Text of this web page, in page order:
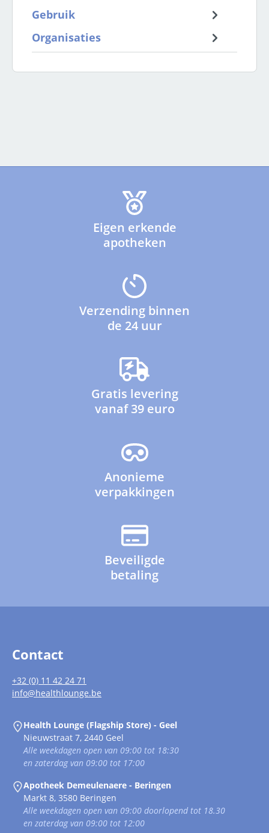
Gebruik
Organisaties
Eigen erkende
apotheken
Verzending binnen
de 24 uur
Gratis levering
vanaf 39 euro
Anonieme
verpakkingen
Beveiligde
betaling
Contact
+32 (0) 11 42 24 71
info@healthlounge.be
Health Lounge (Flagship Store) - Geel
Nieuwstraat 7, 2440 Geel
Alle weekdagen open van 09:00 tot 18:30
en zaterdag van 09:00 tot 17:00
Apotheek Demeulenaere - Beringen
Markt 8, 3580 Beringen
Alle weekdagen open van 09:00 doorlopend tot 18.30
en zaterdag van 09:00 tot 12:00